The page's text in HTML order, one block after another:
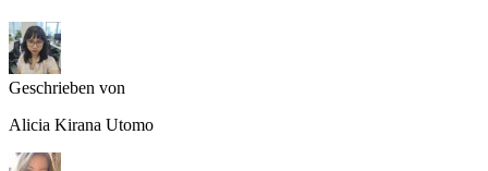
Geschrieben von
Alicia Kirana Utomo